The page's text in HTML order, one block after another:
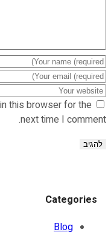
this browser for the
next time I comment.
Categories
Blog